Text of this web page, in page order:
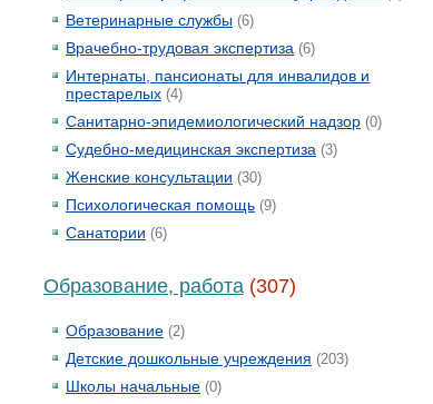
Ветеринарные службы (6)
Врачебно-трудовая экспертиза (6)
Интернаты, пансионаты для инвалидов и
престарелых (4)
Санитарно-эпидемиологический надзор (0)
Судебно-медицинская экспертиза (3)
Женские консультации (30)
Психологическая помощь (9)
Санатории (6)
Образование, работа (307)
Образование (2)
Детские дошкольные учреждения (203)
Школы начальные (0)